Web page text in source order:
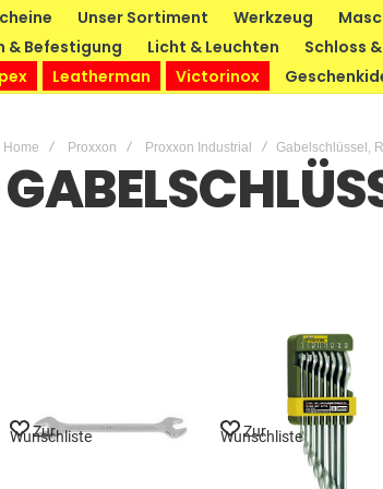
Unser Sortiment Werkzeug
& Befestigung
Licht & Leuchten Schloss
Leatherman Victorinox
Home Proxxon Proxxon Industrial Gabelschlüssel,
Zur
Wunschliste Zur
Wunschliste